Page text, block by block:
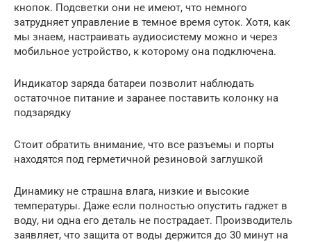
кнопок. Подсветки они не имеют, что немного
затрудняет управление в темное время суток. Хотя, как
мы знаем, настраивать аудиосистему можно и через
мобильное устройство, к которому она подключена.
Индикатор заряда батареи позволит наблюдать
остаточное питание и заранее поставить колонку на
подзарядку
Стоит обратить внимание, что все разъемы и порты
находятся под герметичной резиновой заглушкой
Динамику не страшна влага, низкие и высокие
температуры. Даже если полностью опустить гаджет в
воду, ни одна его деталь не пострадает. Производитель
заявляет, что защита от воды держится до 30 минут на